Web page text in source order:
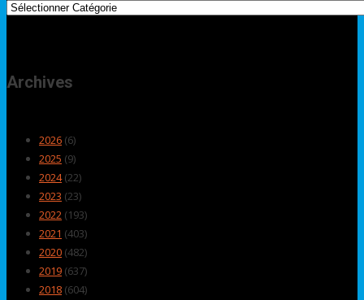
Archives
2026 (6)
2025 (9)
2024(22)
2023 (23)
2022 (193)
2021 (403)
2020 (482)
2019 (637)
2018 (604)